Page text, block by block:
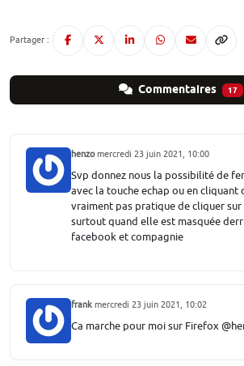
Partager :
Commentaires 17
henzomercredi 23 juin 2021, 10:00
Svp donnez nous la possibilité de
avec la touche echap ou en cliquant
vraiment pas pratique de cliquer
surtout quand elle est masquée
facebook et compagnie
frank mercredi 23 juin 2021, 10:02
Ca marche pour moi sur Firefox